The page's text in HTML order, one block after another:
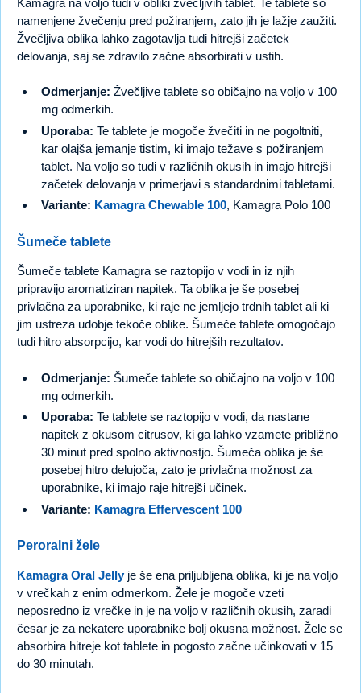
Kamagra na voljo tudi v obliki žvečljivih tablet. Te tablete so
namenjene žvečenju pred požiranjem, zato jih je lažje zaužiti.
Žvečljiva oblika lahko zagotavlja tudi hitrejši začetek
delovanja, saj se zdravilo začne absorbirati v ustih.
Odmerjanje: Žvečljive tablete so običajno na voljo v 100
mg odmerkih.
Uporaba: Te tablete je mogoče žvečiti in ne pogoltniti,
kar olajša jemanje tistim, ki imajo težave s požiranjem
tablet. Na voljo so tudi v različnih okusih in imajo hitrejši
začetek delovanja v primerjavi s standardnimi tabletami.
Variante: Kamagra Chewable 100, Kamagra Polo 100
Šumeče tablete
Šumeče tablete Kamagra se raztopijo v vodi in iz njih
pripravijo aromatiziran napitek. Ta oblika je še posebej
privlačna za uporabnike, ki raje ne jemljejo trdnih tablet ali ki
jim ustreza udobje tekoče oblike. Šumeče tablete omogočajo
tudi hitro absorpcijo, kar vodi do hitrejših rezultatov.
Odmerjanje: Šumeče tablete so običajno na voljo v 100
mg odmerkih.
Uporaba: Te tablete se raztopijo v vodi, da nastane
napitek z okusom citrusov, ki ga lahko vzamete približno
30 minut pred spolno aktivnostjo. Šumeča oblika je še
posebej hitro delujoča, zato je privlačna možnost za
uporabnike, ki imajo raje hitrejši učinek.
Variante: Kamagra Effervescent 100
Peroralni žele
Kamagra Oral Jellyje še ena priljubljena oblika, ki je na voljo
v vrečkah z enim odmerkom. Žele je mogoče vzeti
neposredno iz vrečke in je na voljo v različnih okusih, zaradi
česar je za nekatere uporabnike bolj okusna možnost. Žele se
absorbira hitreje kot tablete in pogosto začne učinkovati v 15
do 30 minutah.